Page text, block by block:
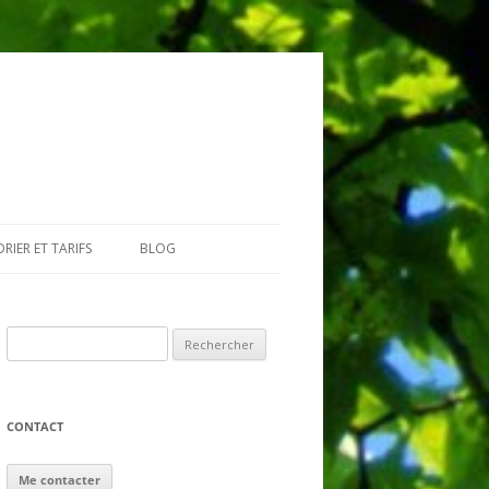
ET TARIFS BLOG
CONTACT
Me contacter